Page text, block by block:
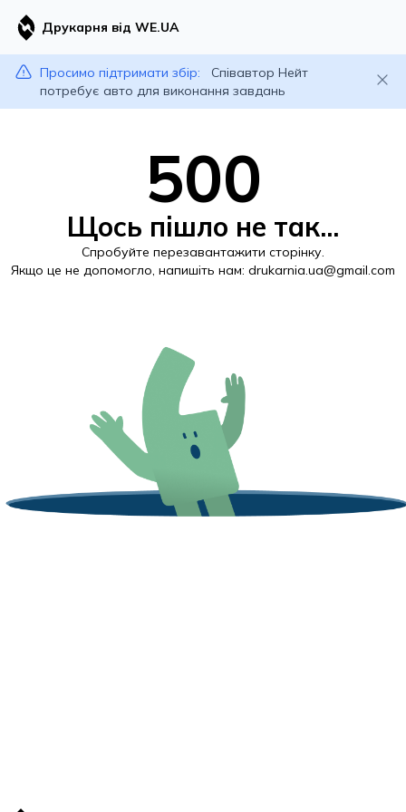
Друкарня від WE.UA
Просимо підтримати збір:
Співавтор Нейт
потребує авто для виконання завдань
500
Щось пішло не так...
Спробуйте перезавантажити сторінку.
Якщо це не допомогло, напишіть нам: drukarnia.ua@gmail.com